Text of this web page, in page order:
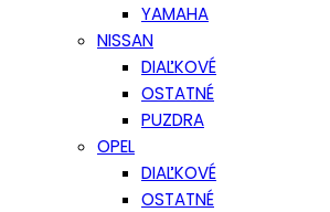
YAMAHA
NISSAN
DIAĽKOVÉ
OSTATNÉ
PUZDRA
OPEL
DIAĽKOVÉ
OSTATNÉ